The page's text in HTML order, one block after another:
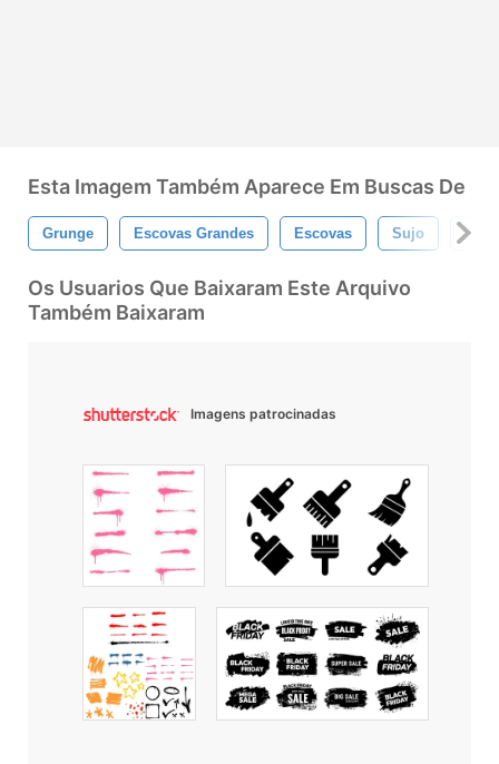
Esta Imagem Também Aparece Em Buscas De
Grunge Escovas Grandes Escovas Sujo
Os Usuarios Que Baixaram Este Arquivo
Também Baixaram
Imagens patrocinadas